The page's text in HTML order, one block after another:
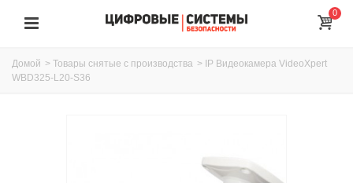
0
Домой > Товары снятые с производства > IP Видеокамера VideoXpert
WBD325-L20-S36